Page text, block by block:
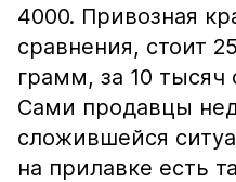
4000. Привозная
сравнения, стоит
грамм, за 10
Сами продавцы
сложившейся
на прилавке есть